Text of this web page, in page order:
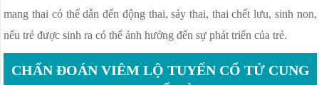
mang thai có thể dẫn đến động thai, sảy thai, thai chết lưu, sinh non,
nếu trẻ được sinh ra có thể ảnh hưởng đến sự phát triển của trẻ.
CHẨN ĐOÁN VIÊM LỘ TUYẾN CỔ TỬ CUNG